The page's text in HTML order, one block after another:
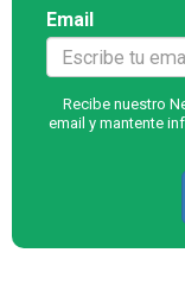
Email
Recibe nuestro
email y mantente